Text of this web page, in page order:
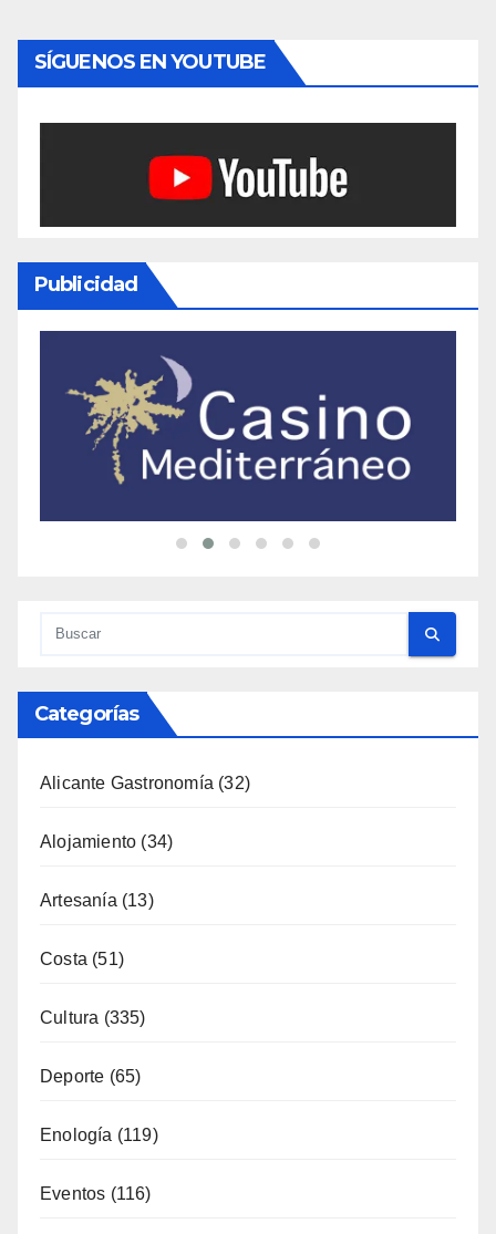
SÍGUENOS EN YOUTUBE
Publicidad
Categorías
Alicante Gastronomía (32)
Alojamiento (34)
Artesanía(13)
Costa (51)
Cultura (335)
Deporte (65)
Enología (119)
Eventos (116)